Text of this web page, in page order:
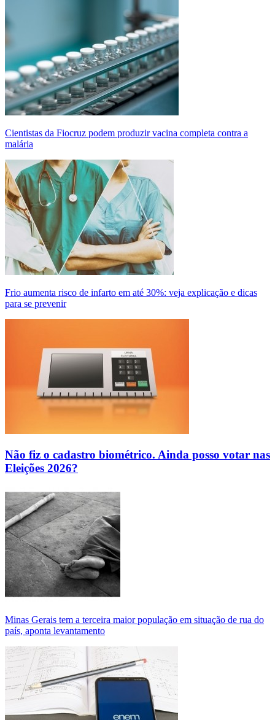
Cientistas da Fiocruz podem produzir vacina completa contra a
malária
Frio aumenta risco de infarto em até 30%: veja explicação e dicas
para se prevenir
Não fiz o cadastro biométrico. Ainda posso votar nas
Eleições 2026?
Minas Gerais tem a terceira maior população em situação de rua do
país, aponta levantamento